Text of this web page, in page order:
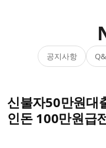
공지사항
신불자50만원대
인돈 100만원급